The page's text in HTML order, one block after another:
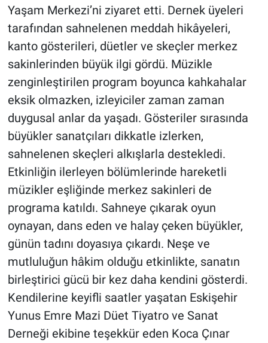
Yaşam Merkezi’ni ziyaret etti. Dernek üyeleri
tarafından sahnelenen meddah hikâyeleri,
kanto gösterileri, düetler ve skeçler merkez
sakinlerinden büyük ilgi gördü. Müzikle
zenginleştirilen program boyunca kahkahalar
eksik olmazken, izleyiciler zaman zaman
duygusal anlar da yaşadı. Gösteriler sırasında
büyükler sanatçıları dikkatle izlerken,
sahnelenen skeçleri alkışlarla destekledi.
Etkinliğin ilerleyen bölümlerinde hareketli
müzikler eşliğinde merkez sakinleri de
programa katıldı. Sahneye çıkarak oyun
oynayan, dans eden ve halay çeken büyükler,
günün tadını doyasıya çıkardı. Neşe ve
mutluluğun hâkim olduğu etkinlikte, sanatın
birleştirici gücü bir kez daha kendini gösterdi.
Kendilerine keyifli saatler yaşatan Eskişehir
Yunus Emre Mazi Düet Tiyatro ve Sanat
Derneği ekibine teşekkür eden Koca Çınar